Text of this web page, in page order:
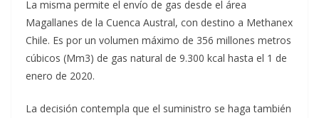
La misma permite el envío de gas desde el área
Magallanes de la Cuenca Austral, con destino a Methanex
Chile. Es por un volumen máximo de 356 millones metros
cúbicos (Mm3) de gas natural de 9.300 kcal hasta el 1 de
enero de 2020.
La decisión contempla que el suministro se haga también